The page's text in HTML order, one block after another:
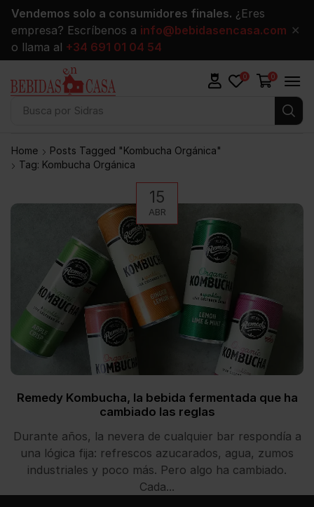
Vendemos solo a consumidores finales. ¿Eres
empresa? Escríbenos a info@bebidasencasa.com
o llama al +34 691 01 04 54
✕
Busca por Sidras
0 0
Home
Posts Tagged "kombucha Orgánica"
Tag: Kombucha Orgánica
15
ABR
Remedy Kombucha, la bebida fermentada que ha
cambiado las reglas
Durante años, la nevera de cualquier bar respondía a
una lógica fija: refrescos azucarados, agua, zumos
industriales y poco más. Pero algo ha cambiado.
Cada...